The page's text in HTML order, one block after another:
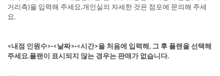
거리측)을 입력해 주세요.개인실의 자세한 것은 점포에 문의해 주세
요.
<내점 인원수>·<날짜>·<시간>을 처음에 입력해, 그 후 플랜을 선택해
주세요.플랜이 표시되지 않는 경우는 판매가 없습니다.